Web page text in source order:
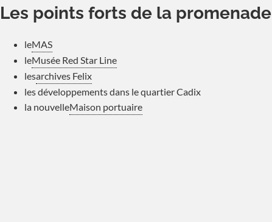
Les points forts de la promenade
leMAS
leMusée Red Star Line
lesarchives Felix
les développements dans le quartier Cadix
la nouvelleMaison portuaire